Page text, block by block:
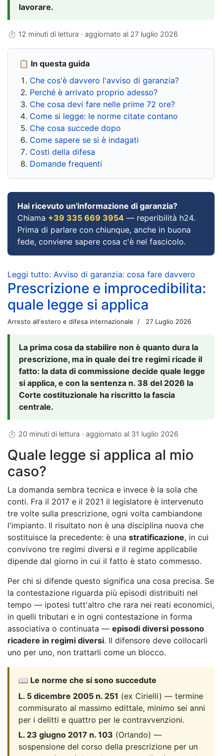
lavorare.
⏱ 12 minuti di lettura · aggiornato al 27 luglio 2026
📋 In questa guida
Che cos'è davvero l'avviso di garanzia?
Perché è arrivato proprio adesso?
Che cosa devi fare nelle prime 72 ore?
Come si legge: le norme citate contano
Che cosa succede dopo
Come sapere se si è indagati
Costi della difesa
Domande frequenti
Hai ricevuto un'informazione di garanzia?
Chiama +39 335 669 3954 — reperibilità h24.
Prima di parlare con chiunque, anche in buona
fede, conviene sapere cosa c'è nel fascicolo.
Leggi tutto: Avviso di garanzia: cosa fare davvero
Prescrizione e improcedibilita:
quale legge si applica
Arresto all'estero e difesa internazionale 27 Luglio 2026
La prima cosa da stabilire non è quanto dura la
prescrizione, ma in quale dei tre regimi ricade il
fatto: la data di commissione decide quale legge
si applica, e con la sentenza n. 38 del 2026 la
Corte costituzionale ha riscritto la fascia
centrale.
⏱ 20 minuti di lettura · aggiornato al 31 luglio 2026
Quale legge si applica al mio
caso?
La domanda sembra tecnica e invece è la sola che
conti. Fra il 2017 e il 2021 il legislatore è intervenuto
tre volte sulla prescrizione, ogni volta cambiandone
l'impianto. Il risultato non è una disciplina nuova che
sostituisce la precedente: è una stratificazione, in cui
convivono tre regimi diversi e il regime applicabile
dipende dal giorno in cui il fatto è stato commesso.
Per chi si difende questo significa una cosa precisa. Se
la contestazione riguarda più episodi distribuiti nel
tempo — ipotesi tutt'altro che rara nei reati economici,
in quelli tributari e in ogni contestazione in forma
associativa o continuata — episodi diversi possono
ricadere in regimi diversi. Il difensore deve collocarli
uno per uno, non trattarli come un blocco.
📖 Le norme che si sono succedute
L. 5 dicembre 2005 n. 251 (ex Cirielli) — termine
commisurato al massimo edittale, minimo sei anni
per i delitti e quattro per le contravvenzioni.
L. 23 giugno 2017 n. 103 (Orlando) —
sospensione del corso della prescrizione per un